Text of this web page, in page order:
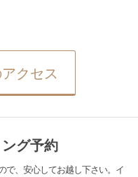
クセス
グ予約
で、安心してお越し下さい。イ